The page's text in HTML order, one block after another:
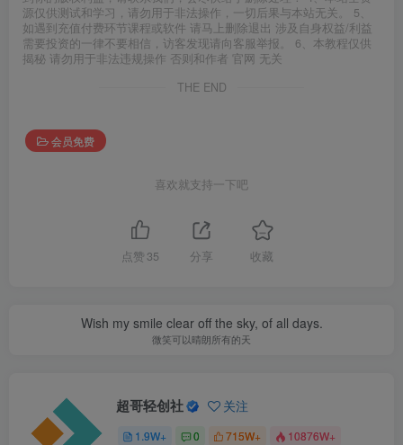
源仅供测试和学习，请勿用于非法操作，一切后果与本站无关。 5、
如遇到充值付费环节课程或软件 请马上删除退出 涉及自身权益/利益
需要投资的一律不要相信，访客发现请向客服举报。 6、本教程仅供
揭秘 请勿用于非法违规操作 否则和作者 官网 无关
THE END
会员免费
喜欢就支持一下吧
点赞 35 分享 收藏
Wish my smile clear off the sky, of all days.
微笑可以晴朗所有的天
超哥轻创社 关注
1.9W+ 0 715W+ 10876W+